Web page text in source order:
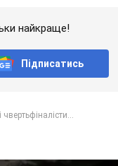
найкраще!
Підписатись